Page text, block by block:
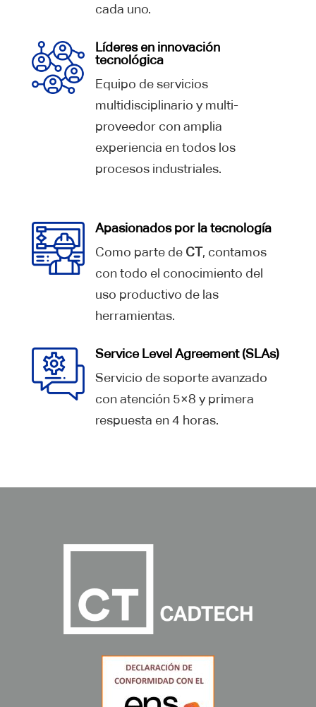
cada uno.
Líderes en innovación
tecnológica
Equipo de servicios
multidisciplinario y multi-
proveedor con amplia
experiencia en todos los
procesos industriales.
Apasionados por la tecnología
Como parte de CT, contamos
con todo el conocimiento del
uso productivo de las
herramientas.
Service Level Agreement (SLAs)
Servicio de soporte avanzado
con atención 5×8 y primera
respuesta en 4 horas.